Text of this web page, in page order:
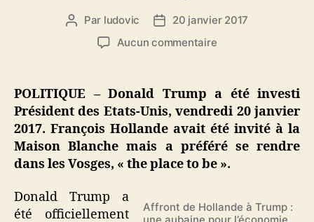
Auteur
l’article
Par ludovic
Date20 janvier 2017
Aucun commentairesur
Trump
Hollande,
invité
à
la
préfère
POLITIQUE – Donald Trump a été investi
Président des Etats-Unis, vendredi 20 janvier
2017. François Hollande avait été invité à la
Maison Blanche mais a préféré se rendre
dans les Vosges, « the place to be ».
Affront de Hollande à Trump :
Donald Trump a
été officiellement